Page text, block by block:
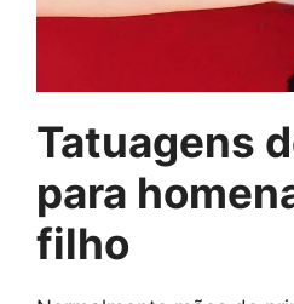
Tatuagens
para
filho